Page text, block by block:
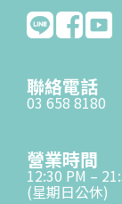
聯絡電話
03 658 8180
營業時間
12:30 PM –
(星期日公休)